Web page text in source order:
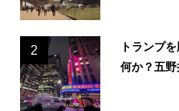
2
トランプ
何か？五